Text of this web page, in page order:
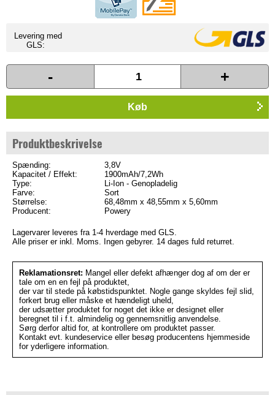
Levering med
GLS:
- +
Køb
Produktbeskrivelse
Spænding:
3,8V
Kapacitet / Effekt:
1900mAh/7,2Wh
Type:
Li-Ion - Genopladelig
Farve:
Sort
Størrelse:
68,48mm x 48,55mm x 5,60mm
Producent:
Powery
Lagervarer leveres fra 1-4 hverdage med GLS.
Alle priser er inkl. Moms. Ingen gebyrer. 14 dages fuld returret.
Reklamationsret: Mangel eller defekt afhænger dog af om der er
tale om en en fejl på produktet,
der var til stede på købstidspunktet. Nogle gange skyldes fejl slid,
forkert brug eller måske et hændeligt uheld,
der udsætter produktet for noget det ikke er designet eller
beregnet til i f.t. almindelig og gennemsnitlig anvendelse.
Sørg derfor altid for, at kontrollere om produktet passer.
Kontakt evt. kundeservice eller besøg producentens hjemmeside
for yderligere information.